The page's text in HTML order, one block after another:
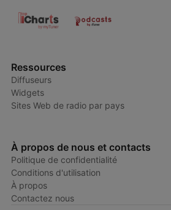
Ressources
Diffuseurs
Widgets
Sites Web de radio par pays
À propos de nous et contacts
Politique de confidentialité
Conditions d'utilisation
À propos
Contactez nous